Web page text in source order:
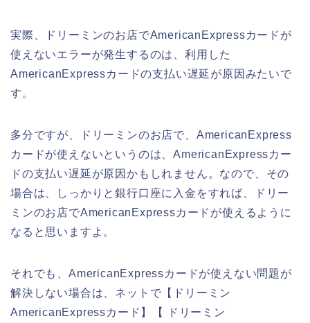
実際、ドリーミンのお店でAmericanExpressカードが
使えないエラーが発生するのは、利用した
AmericanExpressカードの支払い遅延が原因みたいで
す。
多分ですが、ドリーミンのお店で、AmericanExpress
カードが使えないというのは、AmericanExpressカー
ドの支払い遅延が原因かもしれません。なので、その
場合は、しっかりと銀行口座に入金をすれば、ドリー
ミンのお店でAmericanExpressカードが使えるように
なると思いますよ。
それでも、AmericanExpressカードが使えない問題が
解決しない場合は、ネットで【ドリーミン
AmericanExpressカード】【 ドリーミン